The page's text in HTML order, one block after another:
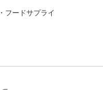
フードサプライ